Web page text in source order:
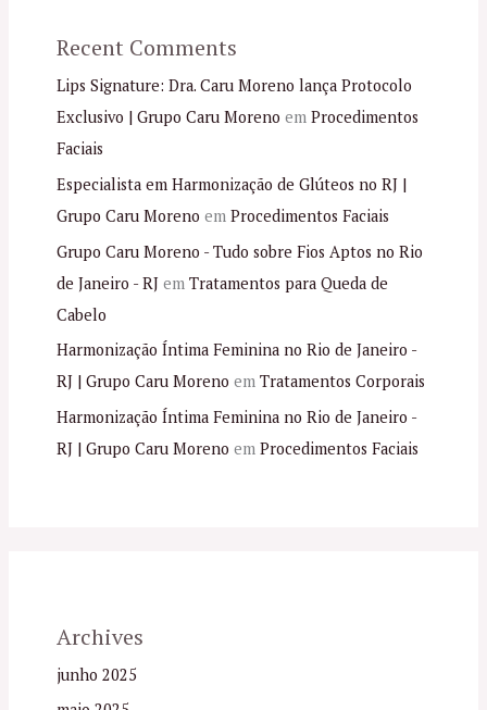
Recent Comments
Lips Signature: Dra. Caru Moreno lança Protocolo
Exclusivo | Grupo Caru Moreno em Procedimentos
Faciais
Especialista em Harmonização de Glúteos no RJ |
Grupo Caru Moreno em Procedimentos Faciais
Grupo Caru Moreno - Tudo sobre Fios Aptos no Rio
de Janeiro - RJem Tratamentos para Queda de
Cabelo
Harmonização Íntima Feminina no Rio de Janeiro -
RJ | Grupo Caru Moreno em Tratamentos Corporais
Harmonização Íntima Feminina no Rio de Janeiro -
RJ | Grupo Caru Moreno em Procedimentos Faciais
Archives
junho 2025